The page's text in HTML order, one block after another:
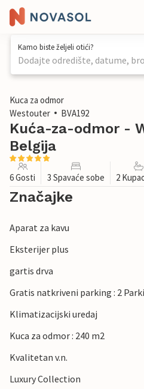
Kamo biste željeli otići?
Dodajte odredište, datume,
1 / 24
Kuca za odmor
Westouter
BVA192
Kuća-za-odmor -
Belgija
6 Gosti 3 Spavaće sobe 2
Značajke
Aparat za kavu
Eksterijer plus
gartis drva
Gratis natkriveni parking : 2
Klimatizacijski uredaj
Kuca za odmor : 240 m2
Kvalitetan v.n.
Luxury Collection